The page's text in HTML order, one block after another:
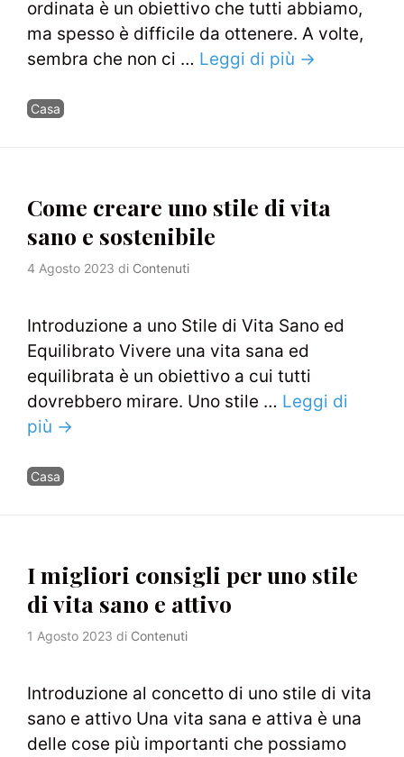
ordinata è un obiettivo che tutti abbiamo,
ma spesso è difficile da ottenere. A volte,
sembra che non ci … Leggi di più →
Categorie
Casa
Come creare uno stile di vita
sano e sostenibile
4 Agosto 2023 di Contenuti
Introduzione a uno Stile di Vita Sano ed
Equilibrato Vivere una vita sana ed
equilibrata è un obiettivo a cui tutti
dovrebbero mirare. Uno stile … Leggi di
più →
Categorie
Casa
I migliori consigli per uno stile
di vita sano e attivo
1 Agosto 2023 di Contenuti
Introduzione al concetto di uno stile di vita
sano e attivo Una vita sana e attiva è una
delle cose più importanti che possiamo